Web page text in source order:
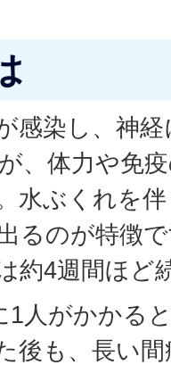
感染し、神
、体力や免
水ぶくれを
るのが特徴
約4週間ほど
1人がかかる
後も、長い